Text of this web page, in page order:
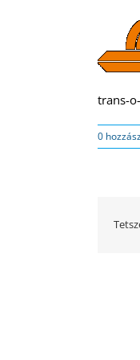
trans-
0